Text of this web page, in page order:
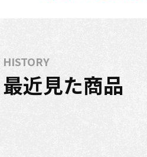
HISTORY
最近見た商品